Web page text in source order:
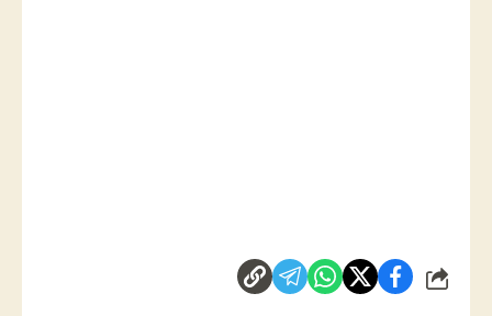
شارك